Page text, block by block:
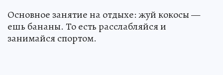
Основное занятие на отдыхе: жуй кокосы —
ешь бананы. То есть расслабляйся и
занимайся спортом.